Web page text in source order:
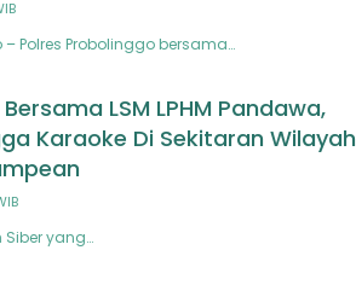
Polres Probolinggo bersama…
LSM LPHM Pandawa,
Karaoke Di Sekitaran Wilayah
Siber yang…